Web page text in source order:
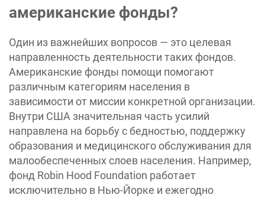
американские фонды?
Один из важнейших вопросов — это целевая
направленность деятельности таких фондов.
Американские фонды помощи помогают
различным категориям населения в
зависимости от миссии конкретной организации.
Внутри США значительная часть усилий
направлена на борьбу с бедностью, поддержку
образования и медицинского обслуживания для
малообеспеченных слоев населения. Например,
фонд Robin Hood Foundation работает
исключительно в Нью-Йорке и ежегодно